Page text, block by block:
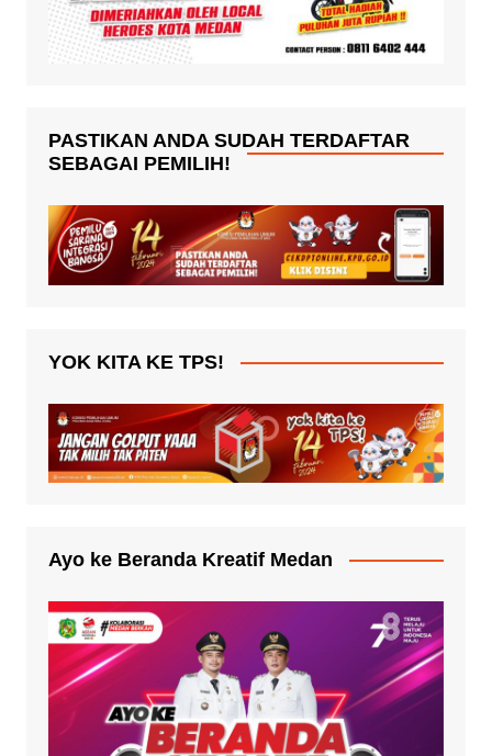
PASTIKAN ANDA SUDAH TERDAFTAR
SEBAGAI PEMILIH!
YOK KITA KE TPS!
Ayo ke Beranda Kreatif Medan